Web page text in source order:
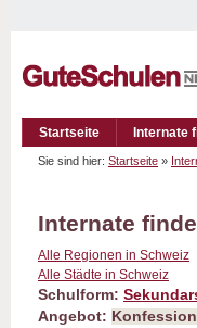
Startseite Internate
Sie sind hier: Startseite »
Internate
Alle Regionen in Schweiz
Alle Städte in Schweiz
Schulform:
Angebot: